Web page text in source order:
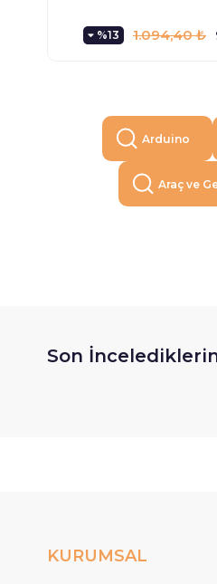
%13 1.094,40 ₺
Arduino
Araç ve
Son
KURUMSAL